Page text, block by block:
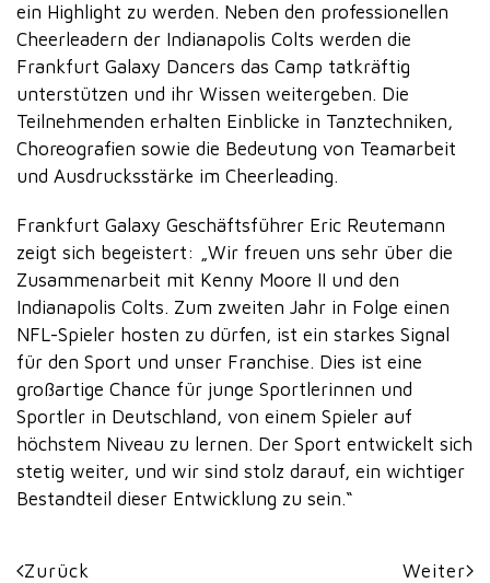
ein Highlight zu werden. Neben den professionellen
Cheerleadern der Indianapolis Colts werden die
Frankfurt Galaxy Dancers das Camp tatkräftig
unterstützen und ihr Wissen weitergeben. Die
Teilnehmenden erhalten Einblicke in Tanztechniken,
Choreografien sowie die Bedeutung von Teamarbeit
und Ausdrucksstärke im Cheerleading.
Frankfurt Galaxy Geschäftsführer Eric Reutemann
zeigt sich begeistert: „Wir freuen uns sehr über die
Zusammenarbeit mit Kenny Moore II und den
Indianapolis Colts. Zum zweiten Jahr in Folge einen
NFL-Spieler hosten zu dürfen, ist ein starkes Signal
für den Sport und unser Franchise. Dies ist eine
großartige Chance für junge Sportlerinnen und
Sportler in Deutschland, von einem Spieler auf
höchstem Niveau zu lernen. Der Sport entwickelt sich
stetig weiter, und wir sind stolz darauf, ein wichtiger
Bestandteil dieser Entwicklung zu sein.“
Zurück Weiter